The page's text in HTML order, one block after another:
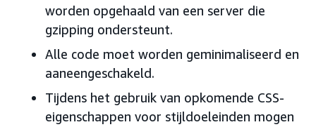
worden opgehaald van een server die
gzipping ondersteunt.
Alle code moet worden geminimaliseerd en
aaneengeschakeld.
Tijdens het gebruik van opkomende CSS-
eigenschappen voor stijldoeleinden mogen